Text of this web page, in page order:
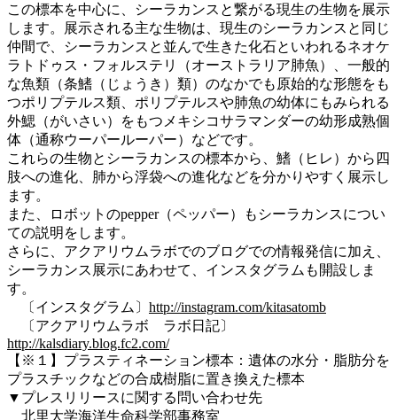
この標本を中心に、シーラカンスと繋がる現生の生物を展示
します。展示される主な生物は、現生のシーラカンスと同じ
仲間で、シーラカンスと並んで生きた化石といわれるネオケ
ラトドゥス・フォルステリ（オーストラリア肺魚）、一般的
な魚類（条鰭（じょうき）類）のなかでも原始的な形態をも
つポリプテルス類、ポリプテルスや肺魚の幼体にもみられる
外鰓（がいさい）をもつメキシコサラマンダーの幼形成熟個
体（通称ウーパールーパー）などです。
これらの生物とシーラカンスの標本から、鰭（ヒレ）から四
肢への進化、肺から浮袋への進化などを分かりやすく展示し
ます。
また、ロボットのpepper（ペッパー）もシーラカンスについ
ての説明をします。
さらに、アクアリウムラボでのブログでの情報発信に加え、
シーラカンス展示にあわせて、インスタグラムも開設しま
す。
〔インスタグラム〕 http://instagram.com/kitasatomb
〔アクアリウムラボ ラボ日記〕
http://kalsdiary.blog.fc2.com/
【※１】プラスティネーション標本：遺体の水分・脂肪分を
プラスチックなどの合成樹脂に置き換えた標本
▼プレスリリースに関する問い合わせ先
北里大学海洋生命科学部事務室